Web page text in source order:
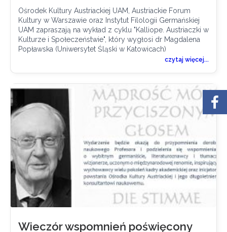
Ośrodek Kultury Austriackiej UAM, Austriackie Forum
Kultury w Warszawie oraz Instytut Filologii Germańskiej
UAM zapraszają na wykład z cyklu "Kalliope. Austriaczki w
Kulturze i Społeczeństwie", który wygłosi dr Magdalena
Popławska (Uniwersytet Śląski w Katowicach)
czytaj więcej...
Wieczór wspomnień poświęcony